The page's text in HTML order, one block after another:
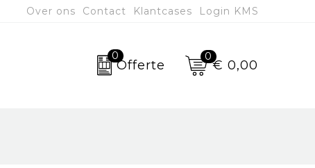
Over ons Contact Klantcases Login KMS
0
Offerte
0
€ 0,00